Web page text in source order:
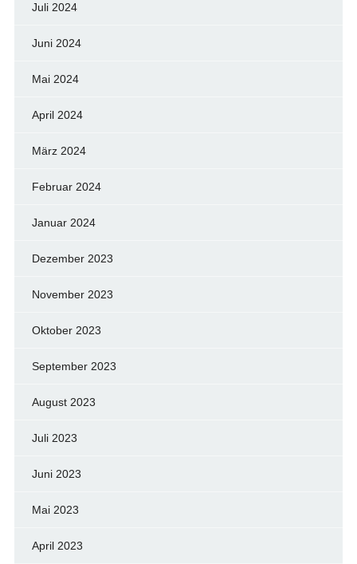
Juli 2024
Juni 2024
Mai 2024
April 2024
März 2024
Februar 2024
Januar 2024
Dezember 2023
November 2023
Oktober 2023
September 2023
August 2023
Juli 2023
Juni 2023
Mai 2023
April 2023